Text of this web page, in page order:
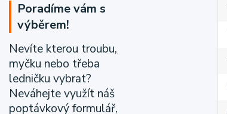
Poradíme vám s
výběrem!
Nevíte kterou troubu,
myčku nebo třeba
ledničku vybrat?
Neváhejte využít náš
poptávkový formulář,